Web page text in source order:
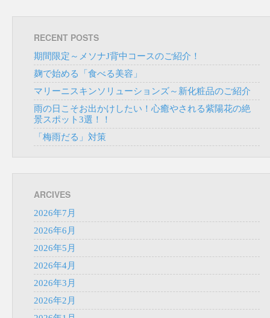
RECENT POSTS
期間限定～メソナJ背中コースのご紹介！
麹で始める「食べる美容」
マリーニスキンソリューションズ～新化粧品のご紹介
雨の日こそお出かけしたい！心癒やされる紫陽花の絶
景スポット3選！！
「梅雨だる」対策
ARCIVES
2026年7月
2026年6月
2026年5月
2026年4月
2026年3月
2026年2月